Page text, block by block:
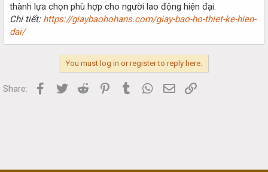
thành lựa chọn phù hợp cho người lao động hiện đại.
Chi tiết: https://giaybaohohans.com/giay-bao-ho-thiet-ke-hien-
dai/
You must log in or register to reply here.
Share: Facebook
Twitter Reddit PinterestTumblr WhatsApp
Email